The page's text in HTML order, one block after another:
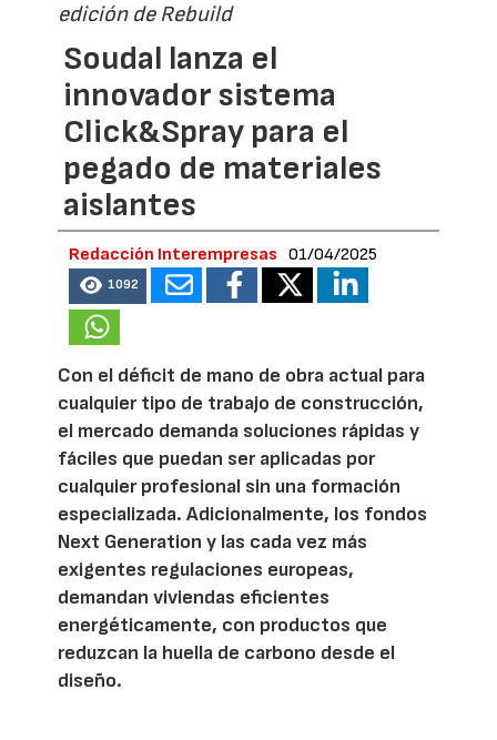
edición de Rebuild
Soudal lanza el
innovador sistema
Click&Spray para el
pegado de materiales
aislantes
Redacción Interempresas 01/04/2025
1092
Con el déficit de mano de obra actual para
cualquier tipo de trabajo de construcción,
el mercado demanda soluciones rápidas y
fáciles que puedan ser aplicadas por
cualquier profesional sin una formación
especializada. Adicionalmente, los fondos
Next Generation y las cada vez más
exigentes regulaciones europeas,
demandan viviendas eficientes
energéticamente, con productos que
reduzcan la huella de carbono desde el
diseño.